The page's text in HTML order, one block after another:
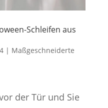
Schleifen aus
| Maßgeschneiderte
der Tür und Sie